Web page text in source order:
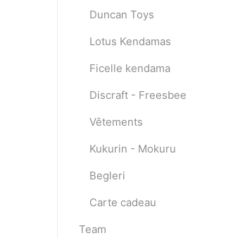
Duncan Toys
Lotus Kendamas
Ficelle kendama
Discraft - Freesbee
Vêtements
Kukurin - Mokuru
Begleri
Carte cadeau
Team